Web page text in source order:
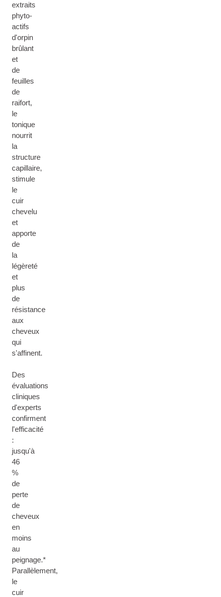
extraits
phyto-
actifs
d'orpin
brûlant
et
de
feuilles
de
raifort,
le
tonique
nourrit
la
structure
capillaire,
stimule
le
cuir
chevelu
et
apporte
de
la
légèreté
et
plus
de
résistance
aux
cheveux
qui
s'affinent.
Des
évaluations
cliniques
d'experts
confirment
l'efficacité
:
jusqu'à
46
%
de
perte
de
cheveux
en
moins
au
peignage.*
Parallèlement,
le
cuir